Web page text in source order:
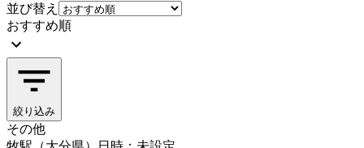
並び替え
おすすめ順
絞り込み
その他